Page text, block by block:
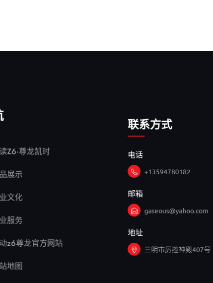
Z6·尊龙凯时
展示
文化
服务
z6尊龙官方网站
地图
联系方式
电话
+13594780182
邮箱
gaseous@yahoo.com
地址